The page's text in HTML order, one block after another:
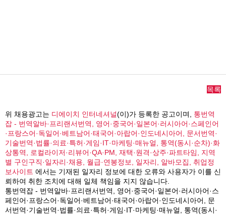
목록
위 채용광고는 디에이치 인터네셔널(이)가 등록한 공고이며, 통번역
잡 - 번역알바·프리랜서번역, 영어·중국어·일본어·러시아어·스페인어
·프랑스어·독일어·베트남어·태국어·아랍어·인도네시아어, 문서번역·
기술번역·법률·의료·특허·게임·IT·마케팅·매뉴얼, 통역(동시·순차)·화
상통역, 로컬라이저·리뷰어·QA·PM, 재택·원격·상주·파트타임, 지역
별 구인구직·일자리·채용, 월급·연봉정보, 일자리, 알바모집, 취업정
보사이트 에서는 기재된 일자리 정보에 대한 오류와 사용자가 이를 신
뢰하여 취한 조치에 대해 일체 책임을 지지 않습니다.
통번역잡 - 번역알바·프리랜서번역, 영어·중국어·일본어·러시아어·스
페인어·프랑스어·독일어·베트남어·태국어·아랍어·인도네시아어, 문
서번역·기술번역·법률·의료·특허·게임·IT·마케팅·매뉴얼, 통역(동시·